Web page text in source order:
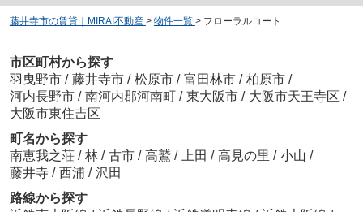
藤井寺市の賃貸｜MIRAI不動産 > 物件一覧 > フローラルコート
市区町村から探す
羽曳野市 / 藤井寺市 / 松原市 / 富田林市 / 柏原市 /
河内長野市 / 南河内郡河南町 / 東大阪市 / 大阪市天王寺区 /
大阪市東住吉区
町名から探す
南恵我之荘 / 林 / 古市 / 高鷲 / 上田 / 高見の里 / 小山 /
藤井寺 / 西浦 / 沢田
路線から探す